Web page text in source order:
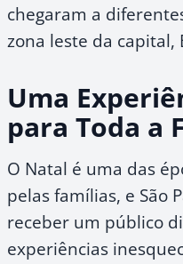
chegaram a
zona leste da
Uma
para Toda a
O Natal é uma das
pelas famílias, e São
receber um público
experiências